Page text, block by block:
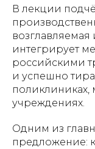
В лекции
интегрирует
российскими
и успешно
поликлиниках,
учреждениях.
Одним из
предложение: